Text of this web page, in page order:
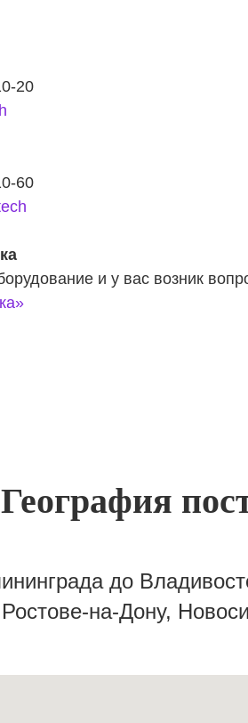
20
60
и у вас возник
География
до
на-Дону,